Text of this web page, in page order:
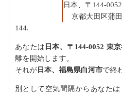
日本、〒144-
京都大田区蒲田
144.
あなたは 日本、〒144-0052 東
離を開始します。
それが 日本、福島県白河市で終
別として空気間隔からあなたは